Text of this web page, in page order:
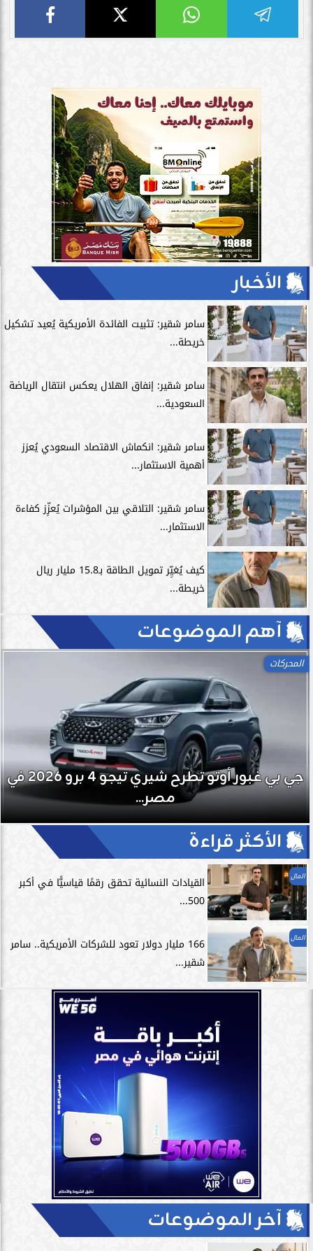
الأخبار
سامر شقير: تثبيت الفائدة الأمريكية يُعيد تشكيل
خريطة...
سامر شقير: إنفاق الهلال يعكس انتقال الرياضة
السعودية...
سامر شقير: انكماش الاقتصاد السعودي يُعزز
أهمية الاستثمار...
سامر شقير: التلاقي بين المؤشرات يُعزِّز كفاءة
الاستثمار...
كيف يُغيِّر تمويل الطاقة بـ15.8 مليار ريال
خريطة...
آهم الموضوعات
المحركات
جي بي غبور أوتو تطرح شيري تيجو 4 برو 2026 في
مصر...
الأكثر قراءة
المال
القيادات النسائية تحقق رقمًا قياسيًّا في أكبر
500...
المال
166 مليار دولار تعود للشركات الأمريكية.. سامر
شقير...
آخر الموضوعات